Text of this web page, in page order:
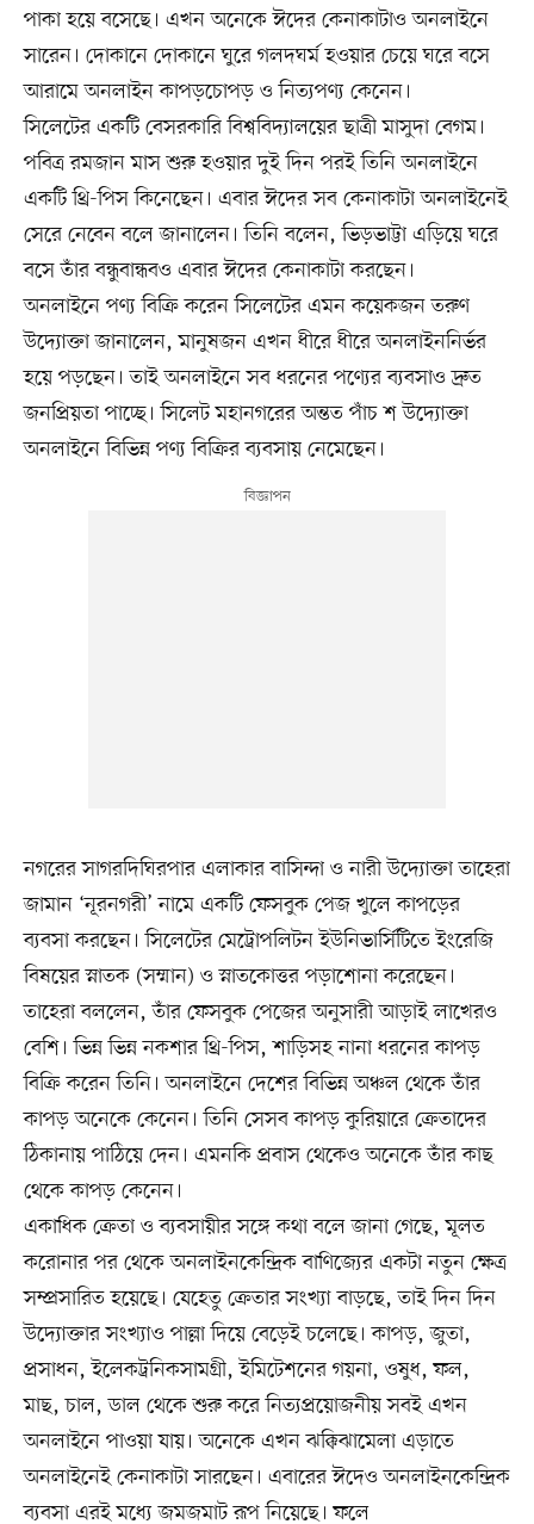
পাকা হয়ে বসেছে। এখন অনেকে ঈদের কেনাকাটাও অনলাইনে
সারেন। দোকানে দোকানে ঘুরে গলদঘর্ম হওয়ার চেয়ে ঘরে বসে
আরামে অনলাইন কাপড়চোপড় ও নিত্যপণ্য কেনেন।
সিলেটের একটি বেসরকারি বিশ্ববিদ্যালয়ের ছাত্রী মাসুদা বেগম।
পবিত্র রমজান মাস শুরু হওয়ার দুই দিন পরই তিনি অনলাইনে
একটি থ্রি-পিস কিনেছেন। এবার ঈদের সব কেনাকাটা অনলাইনেই
সেরে নেবেন বলে জানালেন। তিনি বলেন, ভিড়ভাট্টা এড়িয়ে ঘরে
বসে তাঁর বন্ধুবান্ধবও এবার ঈদের কেনাকাটা করছেন।
অনলাইনে পণ্য বিক্রি করেন সিলেটের এমন কয়েকজন তরুণ
উদ্যোক্তা জানালেন, মানুষজন এখন ধীরে ধীরে অনলাইননির্ভর
হয়ে পড়ছেন। তাই অনলাইনে সব ধরনের পণ্যের ব্যবসাও দ্রুত
জনপ্রিয়তা পাচ্ছে। সিলেট মহানগরের অন্তত পাঁচ শ উদ্যোক্তা
অনলাইনে বিভিন্ন পণ্য বিক্রির ব্যবসায় নেমেছেন।
নগরের সাগরদিঘিরপার এলাকার বাসিন্দা ও নারী উদ্যোক্তা তাহেরা
জামান ‘নূরনগরী’ নামে একটি ফেসবুক পেজ খুলে কাপড়ের
ব্যবসা করছেন। সিলেটের মেট্রোপলিটন ইউনিভার্সিটিতে ইংরেজি
বিষয়ের স্নাতক (সম্মান) ও স্নাতকোত্তর পড়াশোনা করেছেন।
তাহেরা বললেন, তাঁর ফেসবুক পেজের অনুসারী আড়াই লাখেরও
বেশি। ভিন্ন ভিন্ন নকশার থ্রি-পিস, শাড়িসহ নানা ধরনের কাপড়
বিক্রি করেন তিনি। অনলাইনে দেশের বিভিন্ন অঞ্চল থেকে তাঁর
কাপড় অনেকে কেনেন। তিনি সেসব কাপড় কুরিয়ারে ক্রেতাদের
ঠিকানায় পাঠিয়ে দেন। এমনকি প্রবাস থেকেও অনেকে তাঁর কাছ
থেকে কাপড় কেনেন।
একাধিক ক্রেতা ও ব্যবসায়ীর সঙ্গে কথা বলে জানা গেছে, মূলত
করোনার পর থেকে অনলাইনকেন্দ্রিক বাণিজ্যের একটা নতুন ক্ষেত্র
সম্প্রসারিত হয়েছে। যেহেতু ক্রেতার সংখ্যা বাড়ছে, তাই দিন দিন
উদ্যোক্তার সংখ্যাও পাল্লা দিয়ে বেড়েই চলেছে। কাপড়, জুতা,
প্রসাধন, ইলেকট্রনিকসামগ্রী, ইমিটেশনের গয়না, ওষুধ, ফল,
মাছ, চাল, ডাল থেকে শুরু করে নিত্যপ্রয়োজনীয় সবই এখন
অনলাইনে পাওয়া যায়। অনেকে এখন ঝক্কিঝামেলা এড়াতে
অনলাইনেই কেনাকাটা সারছেন। এবারের ঈদেও অনলাইনকেন্দ্রিক
ব্যবসা এরই মধ্যে জমজমাট রূপ নিয়েছে। ফলে